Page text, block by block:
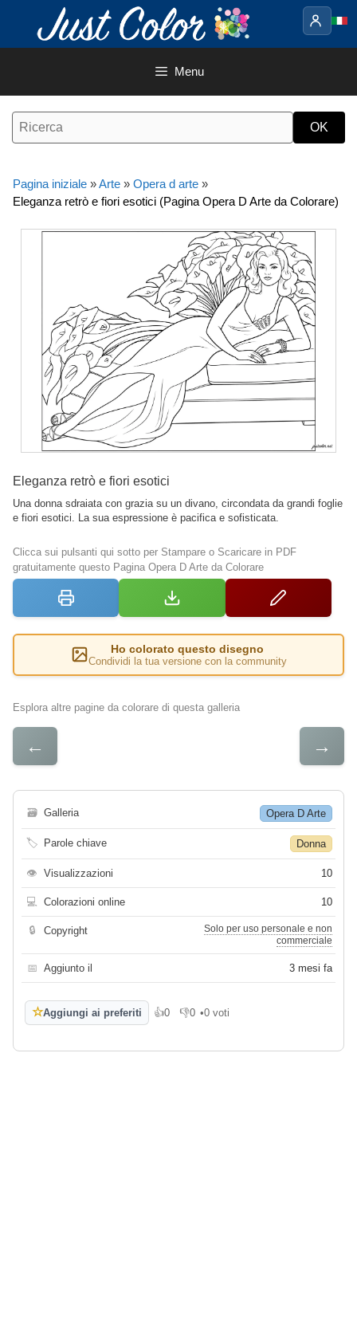
contenuto
Menu
Pagina iniziale »Arte » Opera d arte »
Eleganza retrò e fiori esotici (Pagina Opera D Arte da Colorare)
Eleganza retrò e fiori esotici
Una donna sdraiata con grazia su un divano, circondata da grandi foglie
e fiori esotici. La sua espressione è pacifica e sofisticata.
Clicca sui pulsanti qui sotto per Stampare o Scaricare in PDF
gratuitamente questo Pagina Opera D Arte da Colorare
Ho colorato questo disegno
Condividi la tua versione con la community
Esplora altre pagine da colorare di questa galleria
← →
🗃 Galleria Opera D Arte
🏷 Parole chiave Donna
👁 Visualizzazioni 10
💻 Colorazioni online 10
🔒 Copyright
Solo per uso personale e non
commerciale
📅 Aggiunto il 3 mesi fa
☆Aggiungi ai preferiti 👍0
Mi piace
👎0
Non mi piace
•0 voti